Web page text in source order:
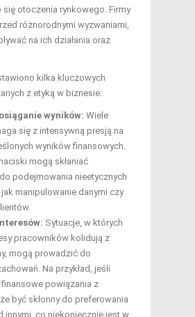
się otoczenia rynkowego. Firmy
różnorodnymi wyzwaniami,
na ich działania oraz
kilka kluczowych
z etyką w biznesie:
wyników: Wiele
się z intensywną presją na
wyników finansowych.
mogą skłaniać
podejmowania nieetycznych
manipulowanie danymi czy
Sytuacje, w których
pracowników kolidują z
mogą prowadzić do
Na przykład, jeśli
powiązania z
być skłonny do preferowania
innymi, co niekoniecznie jest w